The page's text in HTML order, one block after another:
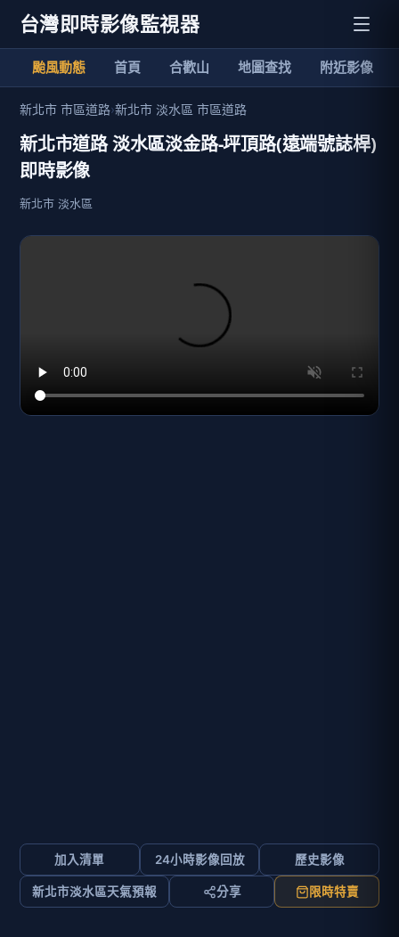
台灣即時影像監視器
颱風動態 首頁 合歡山 地圖查找 附近影像
新北市 市區道路›新北市 淡水區 市區道路
新北市道路 淡水區淡金路-坪頂路(遠端號誌桿)
即時影像
新北市 淡水區
加入清單 24小時影像回放 歷史影像
新北市淡水區天氣預報 分享 限時特賣